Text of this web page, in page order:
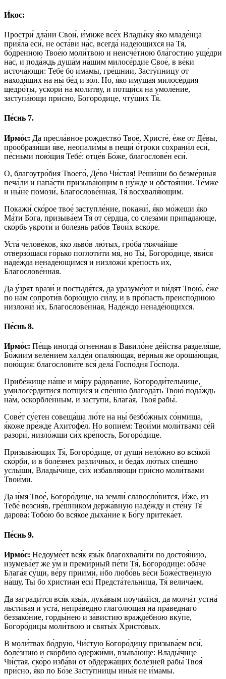
И́кос:
Простри́ дла́ни Свои́, и́миже все́х Влады́ку я́ко младе́нца
прия́ла еси́, не оста́ви на́с, всегда́ наде́ющихся на Тя́,
бо́дренною Твое́ю моли́твою и неисче́тною бла́гостию уще́дри
на́с, и пода́ждь душа́м на́шим милосе́рдие Свое́, в ве́ки
источа́ющи: Тебе́ бо и́мамы, гре́шнии, Засту́пницу от
находя́щих на ны́ бе́д и зо́л. Но, я́ко иму́щая милосе́рдия
щедро́ты, ускори́ на моли́тву, и потщи́ся на умоле́ние,
заступа́ющи при́сно, Богоро́дице, чту́щих Тя́.
Пе́снь 7.
Ирмо́с: Да пресла́вное рождество́ Твое́, Христе́, е́же от Де́вы,
прообрази́ши я́ве, неопали́мы в пещи́ о́троки сохрани́л еси́,
пе́сньми пою́щия Тебе́: отце́в Бо́же, благослове́н еси́.
О, благоутро́бия Твоего́, Де́во Чи́стая! Реши́ши бо безме́рныя
печа́ли и напа́сти призыва́ющим в ну́жде и обстоя́нии. Те́мже
и ны́не помози́, Благослове́нная, Тя́ восхваля́ющим.
Покажи́ ско́рое твое́ заступле́ние, покажи́, я́ко мо́жеши я́ко
Ма́ти Бо́га, призыва́ем Тя́ от се́рдца, со слеза́ми припа́дающе,
ско́рбь укроти́ и боле́знь рабо́в Твои́х вско́ре.
Уста́ челове́ков, я́ко льво́в лю́тых, гро́ба тяжча́йше
отверзо́шася го́рько поглоти́ти мя́, но Ты́, Богоро́дице, яви́ся
наде́жда ненаде́ющимся и низложи́ кре́пость и́х,
Благослове́нная.
Да у́зрят врази́ и постыдя́тся, да уразуме́ют и ви́дят Твою́, е́же
по на́м сопроти́в борю́щую си́лу, и в про́пасть преиспо́днюю
низложи́ и́х, Благослове́нная, Наде́ждо ненаде́ющихся.
Пе́снь 8.
Ирмо́с: Пе́щь иногда́ о́гненная в Вавило́не де́йства разделя́ше,
Бо́жиим веле́нием халде́и опаля́ющая, ве́рныя же ороша́ющая,
пою́щия: благослови́те вся́ дела́ Госпо́дня Го́спода.
Прибе́жище на́ше и ми́ру ра́дование, Богороди́тельнице,
умилосе́рдитися потщи́ся и спе́шно благода́ть Твою́ пода́ждь
на́м, оскорбле́нным, и заступи́, Блага́я, Твоя́ рабы́.
Сове́т су́етен совеща́ша лю́те на ны́ безбо́жных со́нмища,
я́коже пре́жде Ахитофе́л. Но вопие́м: Твои́ми моли́твами се́й
разори́, низло́жши си́х кре́пость, Богоро́дице.
Призыва́ющих Тя́, Богоро́дице, от души́ нело́жно во вся́кой
ско́рби, и в боле́знех разли́чных, и беда́х лю́тых спе́шно
услы́ши, Влады́чице, си́х избавля́ющи при́сно моли́твами
Твои́ми.
Да и́мя Твое́, Богоро́дице, на земли́ славосло́вится, И́же, из
Тебе́ возсия́в, гре́шником держа́вную наде́жду и сте́ну Тя́
дарова́: Тобо́ю бо вся́кое дыха́ние к Бо́гу притека́ет.
Пе́снь 9.
Ирмо́с: Недоуме́ет вся́к язы́к благохвали́ти по достоя́нию,
изумева́ет же у́м и преми́рный пе́ти Тя́, Богоро́дице: оба́че
Блага́я су́щи, ве́ру приими́, и́бо любо́вь ве́си Боже́ственную
на́шу, Ты́ бо христиа́н еси́ Предста́тельница, Тя́ велича́ем.
Да загради́тся вся́к язы́к, лука́вым поуча́яйся, да молча́т устна́
льсти́вая и уста́, непра́ведно глаго́лющая на пра́веднаго
беззако́ние, горды́нею и за́вистию вражде́бною вку́пе,
Богоро́дицы моли́твою и святы́х Христо́вых.
В моли́твах бо́друю, Чи́стую Богоро́дицу призыва́ем вси́,
боле́знию и ско́рбию одержи́ми, взыва́юще: Влады́чице
Чи́стая, ско́ро изба́ви от обдержа́щих боле́зней рабы́ Твоя́
при́сно, я́ко по Бо́зе Засту́пницы ины́я не и́мамы.